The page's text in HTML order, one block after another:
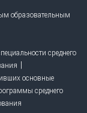
образовательным
среднего
основные
среднего